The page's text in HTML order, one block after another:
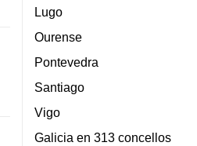
Lugo
Ourense
Pontevedra
Santiago
Vigo
Galicia en 313 concellos